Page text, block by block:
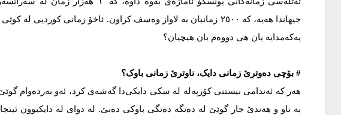
جیهاندا هەیە، کە ٢٥٠٠ زمانیان بە لاواز وەسف کراون. ئاخۆ زمانی
یەکەمدایە یان هی دووەم یان هیچیان؟
# بۆچی دەوترێ زمانی دایک، ناوترێ زمانی باوک؟
هەر کە ئەندامی بیستنی کۆرپەلە لە سکی دایکی‌دا گەشەی کرد، ئەو بەردەوام
بە ناو و هەندێ جار گوێێ لە دەنگە دەنگی باوکی دەبێ. لە دوای لە دایکبوون